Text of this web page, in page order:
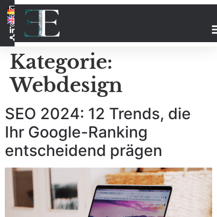
Kategorie:
Webdesign
SEO 2024: 12 Trends, die
Ihr Google-Ranking
entscheidend prägen